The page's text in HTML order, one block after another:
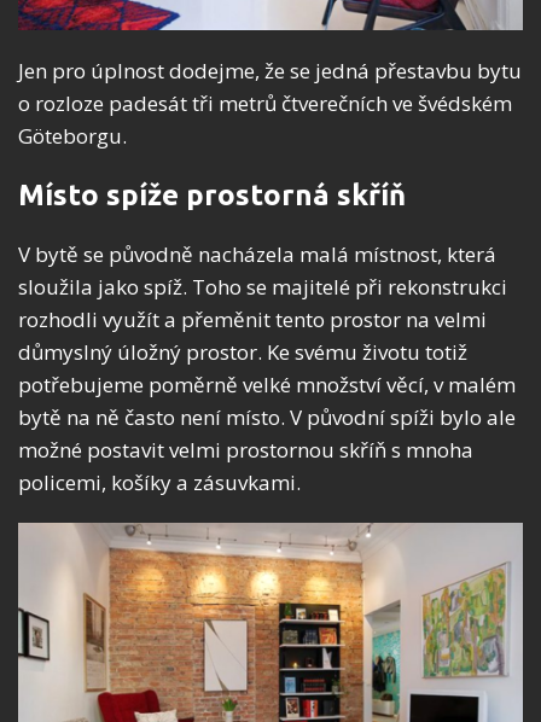
Jen pro úplnost dodejme, že se jedná přestavbu bytu
o rozloze padesát tři metrů čtverečních ve švédském
Göteborgu.
Místo spíže prostorná skříň
V bytě se původně nacházela malá místnost, která
sloužila jako spíž. Toho se majitelé při rekonstrukci
rozhodli využít a přeměnit tento prostor na velmi
důmyslný úložný prostor. Ke svému životu totiž
potřebujeme poměrně velké množství věcí, v malém
bytě na ně často není místo. V původní spíži bylo ale
možné postavit velmi prostornou skříň s mnoha
policemi, košíky a zásuvkami.